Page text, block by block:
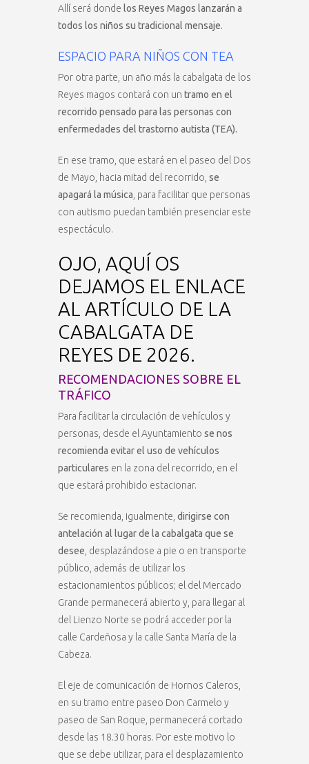
Allí será donde los Reyes Magos lanzarán a
todos los niños su tradicional mensaje.
ESPACIO PARA NIÑOS CON TEA
Por otra parte, un año más la cabalgata de los
Reyes magos contará con un tramo en el
recorrido pensado para las personas con
enfermedades del trastorno autista (TEA).
En ese tramo, que estará en el paseo del Dos
de Mayo, hacia mitad del recorrido, se
apagará la música , para facilitar que personas
con autismo puedan también presenciar este
espectáculo.
OJO, AQUÍ OS
DEJAMOS EL ENLACE
AL ARTÍCULO DE LA
CABALGATA DE
REYES DE 2026.
RECOMENDACIONES SOBRE EL
TRÁFICO
Para facilitar la circulación de vehículos y
personas, desde el Ayuntamiento se nos
recomienda evitar el uso de vehículos
particulares en la zona del recorrido, en el
que estará prohibido estacionar.
Se recomienda, igualmente, dirigirse con
antelación al lugar de la cabalgata que se
desee , desplazándose a pie o en transporte
público, además de utilizar los
estacionamientos públicos; el del Mercado
Grande permanecerá abierto y, para llegar al
del Lienzo Norte se podrá acceder por la
calle Cardeñosa y la calle Santa María de la
Cabeza.
El eje de comunicación de Hornos Caleros,
en su tramo entre paseo Don Carmelo y
paseo de San Roque, permanecerá cortado
desde las 18.30 horas. Por este motivo lo
que se debe utilizar, para el desplazamiento